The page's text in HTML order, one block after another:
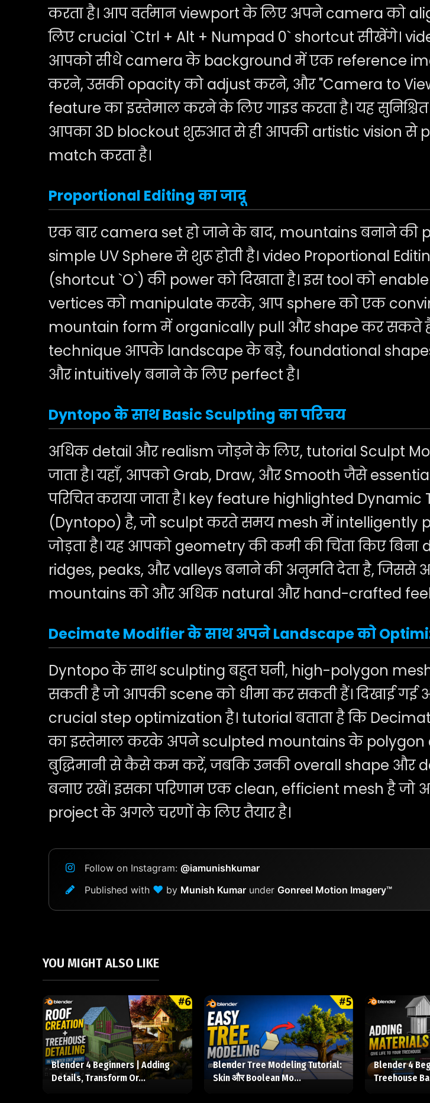
करता है। आप वर्तमान viewport के लिए अपने camera को
लिए crucial `Ctrl + Alt + Numpad 0` shortcut सीखेंगे।
आपको सीधे camera के background में एक reference
करने, उसकी opacity को adjust करने, और "Camera to
feature का इस्तेमाल करने के लिए गाइड करता है। यह
आपका 3D blockout शुरुआत से ही आपकी artistic vision से
match करता है।
Proportional Editing का जादू
एक बार camera set हो जाने के बाद, mountains बनाने की
simple UV Sphere से शुरू होती है। video Proportional
(shortcut `O`) की power को दिखाता है। इस tool को
vertices को manipulate करके, आप sphere को एक
mountain form में organically pull और shape कर सकते
technique आपके landscape के बड़े, foundational
और intuitively बनाने के लिए perfect है।
Dyntopo के साथ Basic Sculpting का परिचय
अधिक detail और realism जोड़ने के लिए, tutorial Sculpt
जाता है। यहाँ, आपको Grab, Draw, और Smooth जैसे
परिचित कराया जाता है। key feature highlighted Dynamic
(Dyntopo) है, जो sculpt करते समय mesh में intelligently
जोड़ता है। यह आपको geometry की कमी की चिंता किए बिना
ridges, peaks, और valleys बनाने की अनुमति देता है, जिससे
mountains को और अधिक natural और hand-crafted feel
Decimate Modifier के साथ अपने Landscape को
Dyntopo के साथ sculpting बहुत घनी, high-polygon
सकती है जो आपकी scene को धीमा कर सकती हैं। दिखाई गई
crucial step optimization है। tutorial बताता है कि
का इस्तेमाल करके अपने sculpted mountains के polygon
बुद्धिमानी से कैसे कम करें, जबकि उनकी overall shape और
बनाए रखें। इसका परिणाम एक clean, efficient mesh है
project के अगले चरणों के लिए तैयार है।
Follow on Instagram: @iamunishkumar
Published with ❤ by Munish Kumar under Gonreel Motion Imagery™
YOU MIGHT ALSO LIKE
Blender 4 Beginners | Adding
Details, Transform Or...
Blender Tree Modeling Tutorial:
Skin और Boolean Mo...
Blender 4
Treehouse